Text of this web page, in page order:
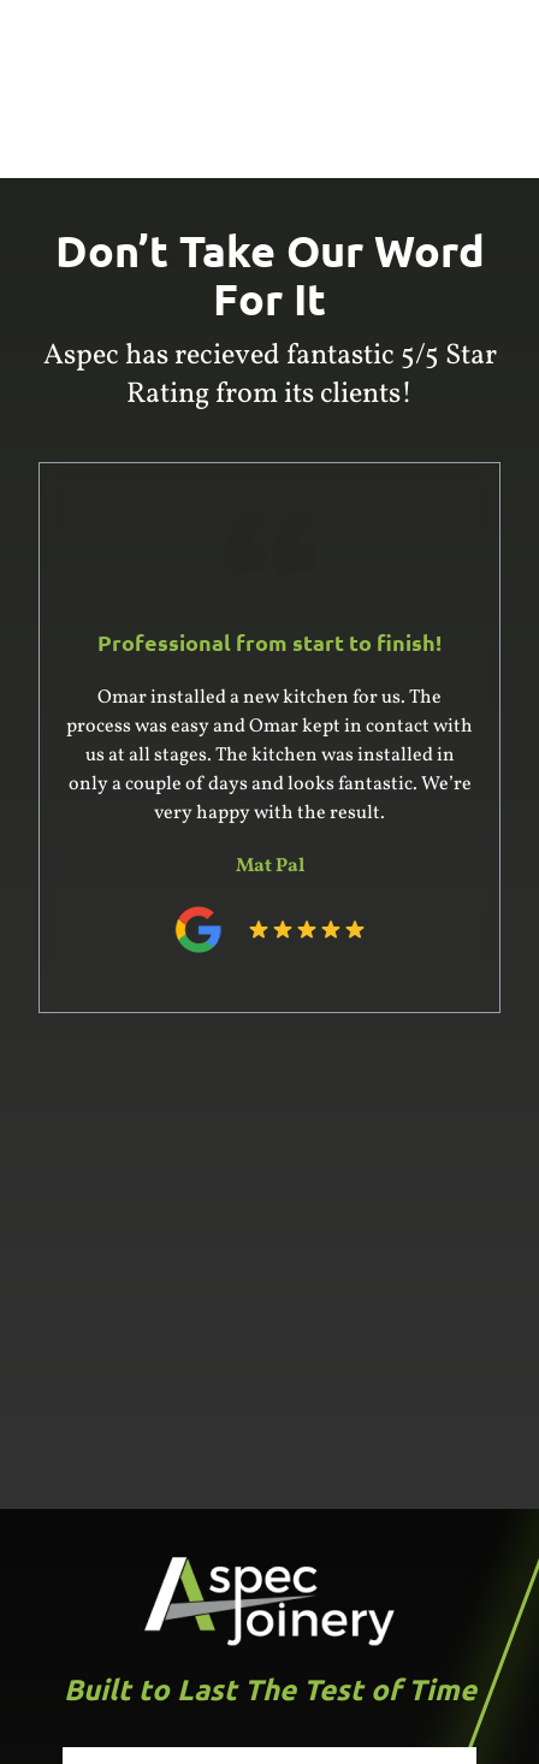
Don’t Take Our Word
For It
Aspec has recieved fantastic 5/5 Star
Rating from its clients!
Professional from start to finish!
Omar installed a new kitchen for us. The
process was easy and Omar kept in contact with
us at all stages. The kitchen was installed in
only a couple of days and looks fantastic. We’re
very happy with the result.
Mat Pal
Built to Last The Test of Time